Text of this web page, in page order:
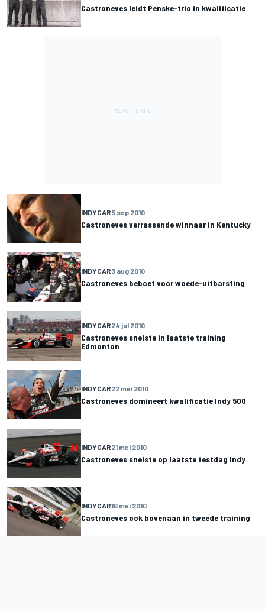
Castroneves leidt Penske-trio in kwalificatie
INDYCAR5 sep 2010
Castroneves verrassende winnaar in Kentucky
INDYCAR3 aug 2010
Castroneves beboet voor woede-uitbarsting
INDYCAR24 jul 2010
Castroneves snelste in laatste training
Edmonton
INDYCAR22 mei 2010
Castroneves domineert kwalificatie Indy 500
INDYCAR21 mei 2010
Castroneves snelste op laatste testdag Indy
INDYCAR16 mei 2010
Castroneves ook bovenaan in tweede training